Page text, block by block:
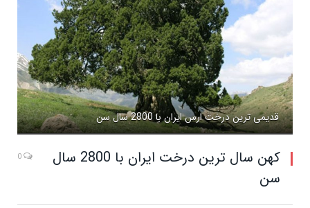
قدیمی ترین درخت ارس ایران با 2800 سال سن
کهن سال ترین درخت ایران با 2800 سال
سن